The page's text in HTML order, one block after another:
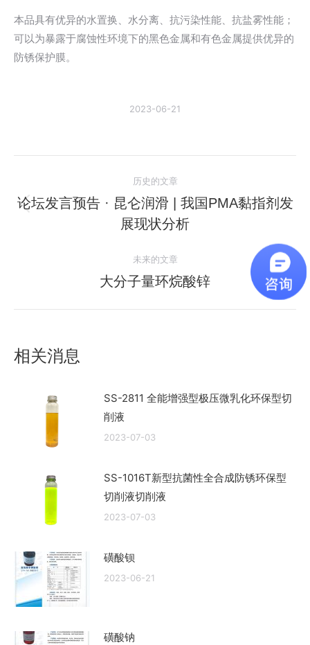
本品具有优异的水置换、水分离、抗污染性能、抗盐雾性能；
可以为暴露于腐蚀性环境下的黑色金属和有色金属提供优异的
防锈保护膜。
2023-06-21
章
历史的文章
历
史
章：
论坛发言预告 · 昆仑润滑 | 我国PMA黏指剂发
展现状分析
未来的文章
未
大分子量环烷酸锌
相关消息
SS-2811 全能增强型极压微乳化环保型切
削液
2023-07-03
SS-1016T新型抗菌性全合成防锈环保型
切削液切削液
2023-07-03
磺酸钡
2023-06-21
磺酸钠